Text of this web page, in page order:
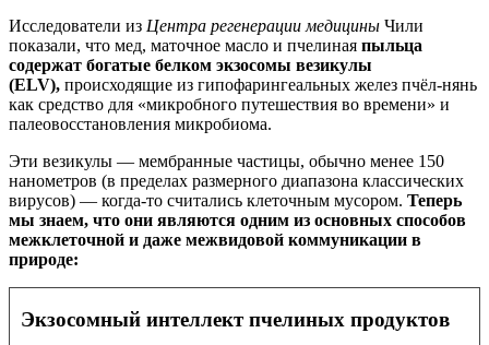
Исследователи из Центра регенерации медицины Чили
показали, что мед, маточное масло и пчелиная пыльца
содержат богатые белком экзосомы везикулы
(ELV), происходящие из гипофарингеальных желез пчёл-нянь
как средство для «микробного путешествия во времени» и
палеовосстановления микробиома.
Эти везикулы — мембранные частицы, обычно менее 150
нанометров (в пределах размерного диапазона классических
вирусов) — когда-то считались клеточным мусором. Теперь
мы знаем, что они являются одним из основных способов
межклеточной и даже межвидовой коммуникации в
природе:
Экзосомный интеллект пчелиных продуктов